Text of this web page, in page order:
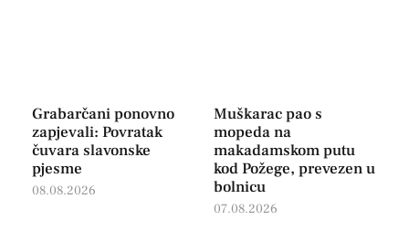
Grabarčani ponovno
zapjevali: Povratak
čuvara slavonske
pjesme
08.08.2026
Muškarac pao s
mopeda na
makadamskom putu
kod Požege, prevezen u
bolnicu
07.08.2026